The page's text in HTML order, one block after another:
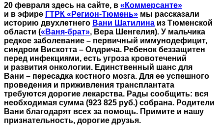
20 февраля здесь на сайте, в «Коммерсанте»
и в эфире ГТРК «Регион-Тюмень» мы рассказали
историю двухлетнего Вани Шатилина из Тюменской
области («Ваня-брат», Вера Шенгелия). У мальчика
редкое заболевание – первичный иммунодефицит,
синдром Вискотта – Олдрича. Ребенок беззащитен
перед инфекциями, есть угроза кровотечений
и развития онкологии. Единственный шанс для
Вани – пересадка костного мозга. Для ее успешного
проведения и приживления трансплантата
требуются дорогие лекарства. Рады сообщить: вся
необходимая сумма (923 825 руб.) собрана. Родители
Вани благодарят всех за помощь. Примите и нашу
признательность, дорогие друзья.